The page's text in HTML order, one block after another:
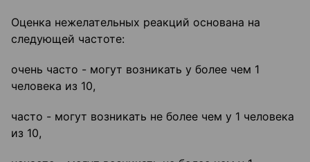
Оценка нежелательных реакций основана на
следующей частоте:
очень часто - могут возникать у более чем 1
человека из 10,
часто - могут возникать не более чем у 1 человека
из 10,